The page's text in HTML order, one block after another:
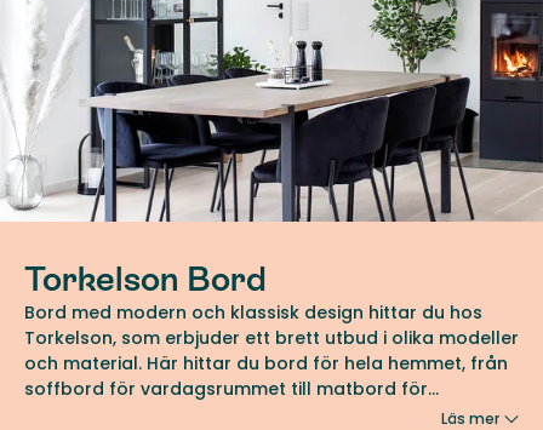
Torkelson Bord
Bord med modern och klassisk design hittar du hos
Torkelson, som erbjuder ett brett utbud i olika modeller
och material. Här hittar du bord för hela hemmet, från
soffbord för vardagsrummet till matbord för
matplatsen. Se sortimentet hos oss på Tibergs Möbler.
Läs mer